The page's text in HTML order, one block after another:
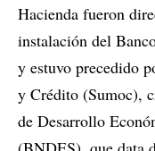
Hacienda fueron
instalación del
y estuvo precedido
y Crédito (Sumoc),
de Desarrollo